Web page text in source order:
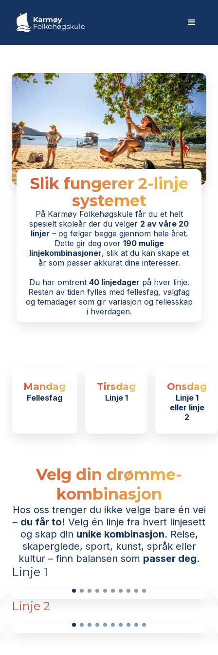
Slide 2 of 6.
Slik fungerer 2-linje
systemet
På Karmøy Folkehøgskule får du et helt
spesielt skoleår der du velger 2 av våre 20
linjer – og følger begge gjennom hele året.
Dette gir deg over 190 mulige
linjekombinasjoner, slik at du kan skape et
år som passer akkurat dine interesser.
Du har omtrent 40 linjedager på hver linje.
Resten av tiden fylles med fellesfag, valgfag
og temadager som gir variasjon og fellesskap
i hverdagen.
Mandag
Fellesfag
Tirsdag
Linje 1
Onsdag
Linje 1
eller linje
2
Velg din drømme-
kombinasjon
Hos oss trenger du ikke velge bare én vei
– du får to! Velg én linje fra hvert linjesett
og skap din unike kombinasjon. Reise,
skaperglede, sport, kunst, språk eller
kultur – finn balansen som passer deg.
Linje 1
Opplev mangfoldet
Interrail – fra
Fokus
Linje 2